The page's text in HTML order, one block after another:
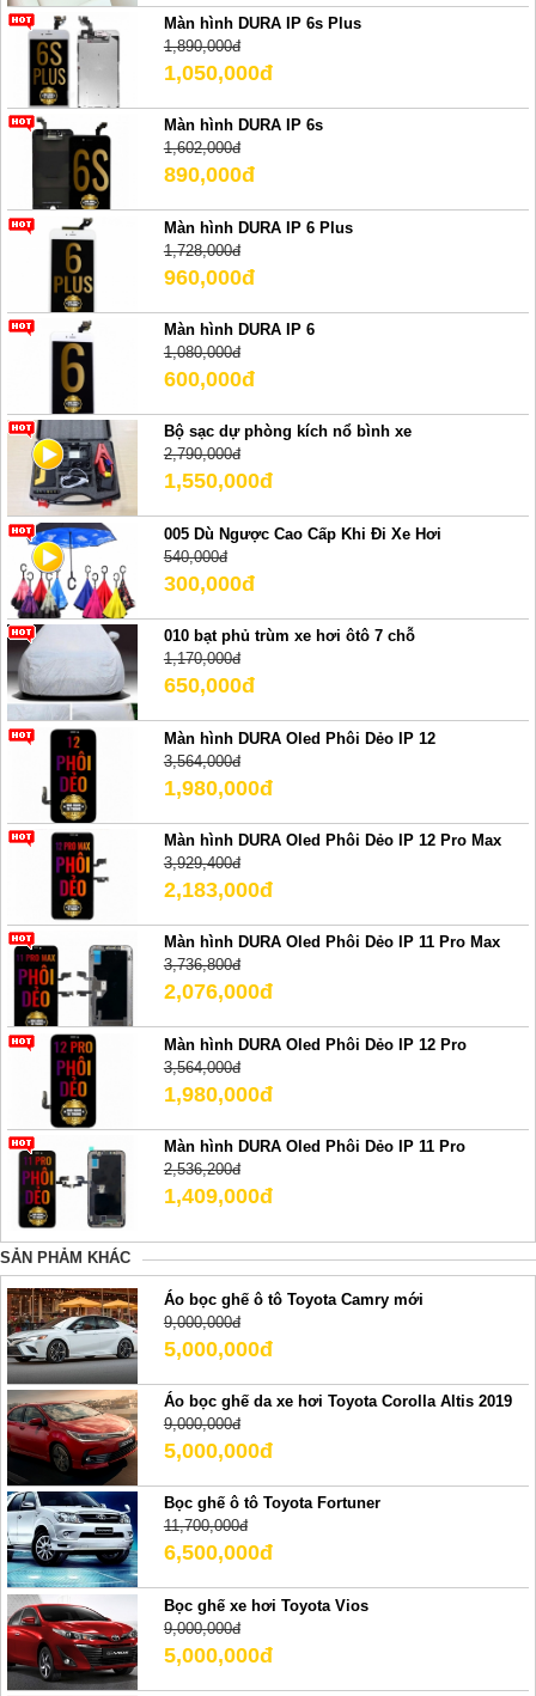
Màn hình DURA IP 6s Plus
1,890,000đ
1,050,000đ
Màn hình DURA IP 6s
1,602,000đ
890,000đ
Màn hình DURA IP 6 Plus
1,728,000đ
960,000đ
Màn hình DURA IP 6
1,080,000đ
600,000đ
Bộ sạc dự phòng kích nổ bình xe
2,790,000đ
1,550,000đ
005 Dù Ngược Cao Cấp Khi Đi Xe Hơi
540,000đ
300,000đ
010 bạt phủ trùm xe hơi ôtô 7 chỗ
1,170,000đ
650,000đ
Màn hình DURA Oled Phôi Dẻo IP 12
3,564,000đ
1,980,000đ
Màn hình DURA Oled Phôi Dẻo IP 12 Pro Max
3,929,400đ
2,183,000đ
Màn hình DURA Oled Phôi Dẻo IP 11 Pro Max
3,736,800đ
2,076,000đ
Màn hình DURA Oled Phôi Dẻo IP 12 Pro
3,564,000đ
1,980,000đ
Màn hình DURA Oled Phôi Dẻo IP 11 Pro
2,536,200đ
1,409,000đ
SẢN PHẢM KHÁC
Áo bọc ghế ô tô Toyota Camry mới
9,000,000đ
5,000,000đ
Áo bọc ghế da xe hơi Toyota Corolla Altis 2019
9,000,000đ
5,000,000đ
Bọc ghế ô tô Toyota Fortuner
11,700,000đ
6,500,000đ
Bọc ghế xe hơi Toyota Vios
9,000,000đ
5,000,000đ